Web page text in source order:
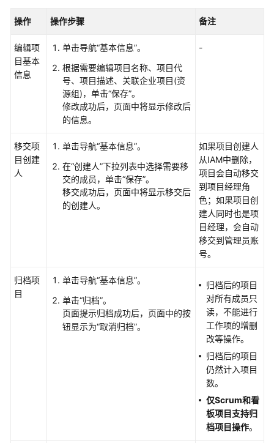
目
需
独
立
操作 操作步骤 备注
编辑项
目基本
信息
单击导航“基本信息”。
根据需要编辑项目名称、项目代
号、项目描述、关联企业项目(资
源组)，单击“保存”。
修改成功后，页面中将显示修改后
的信息。
-
移交项
目创建
人
单击导航“基本信息”。
在“创建人”下拉列表中选择需要移
交的成员，单击“保存”。
移交成功后，页面中将显示移交后
的创建人。
如果项目创建人
从IAM中删除，
项目会自动移交
到项目经理角
色；如果项目创
建人同时也是项
目经理，会自动
移交到管理员账
号。
归档项
目
单击导航“基本信息”。
单击“归档”。
页面提示归档成功后，页面中的按
钮显示为“取消归档”。
归档后的项目
对所有成员只
读，不能进行
工作项的增删
改等操作。
归档后的项目
仍然计入项目
数。
仅Scrum和看
板项目支持归
档项目操作。